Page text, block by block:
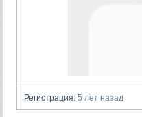
Регистрация: 5 лет назад